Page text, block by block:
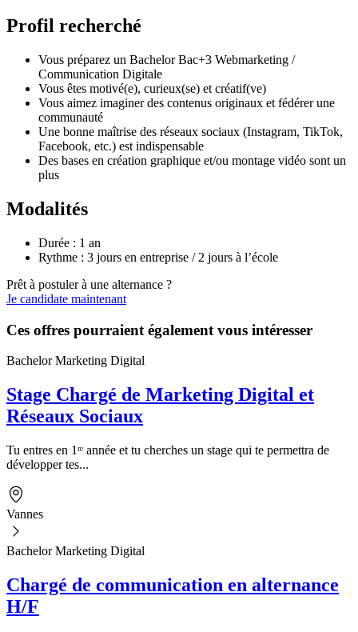
Profil recherché
Vous préparez un Bachelor Bac+3 Webmarketing /
Communication Digitale
Vous êtes motivé(e), curieux(se) et créatif(ve)
Vous aimez imaginer des contenus originaux et fédérer une
communauté
Une bonne maîtrise des réseaux sociaux (Instagram, TikTok,
Facebook, etc.) est indispensable
Des bases en création graphique et/ou montage vidéo sont un
plus
Modalités
Durée : 1 an
Rythme : 3 jours en entreprise / 2 jours à l’école
Prêt à postuler à une alternance ?
Je candidate maintenant
Ces offres pourraient également vous intéresser
Bachelor Marketing Digital
Stage Chargé de Marketing Digital et
Réseaux Sociaux
Tu entres en 1ʳᵉ année et tu cherches un stage qui te permettra de
développer tes...
Vannes
Bachelor Marketing Digital
Chargé de communication en alternance
H/F